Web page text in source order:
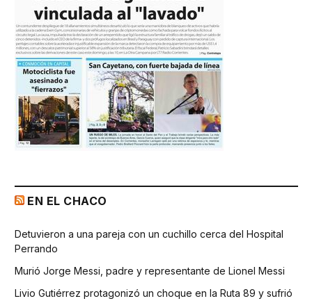
EN EL CHACO
Detuvieron a una pareja con un cuchillo cerca del Hospital
Perrando
Murió Jorge Messi, padre y representante de Lionel Messi
Livio Gutiérrez protagonizó un choque en la Ruta 89 y sufrió